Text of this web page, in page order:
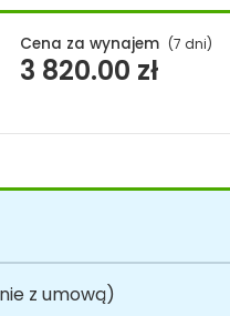
Cena za wynajem (7 dni)
3 820.00 zł
z umową)